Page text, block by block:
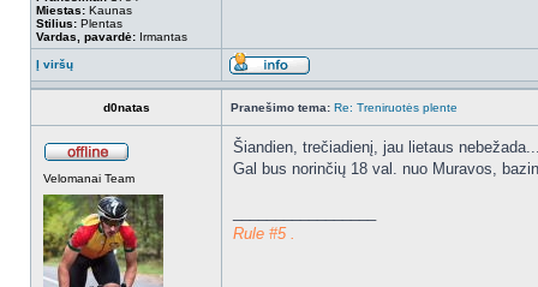
Miestas: Kaunas
Stilius: Plentas
Vardas, pavardė: Irmantas
Į viršų
d0natas Pranešimo tema: Re: Treniruotės plente
Velomanai Team
Šiandien, trečiadienį, jau lietaus
Gal bus norinčių 18 val. nuo Muravos,
Rule #5 .